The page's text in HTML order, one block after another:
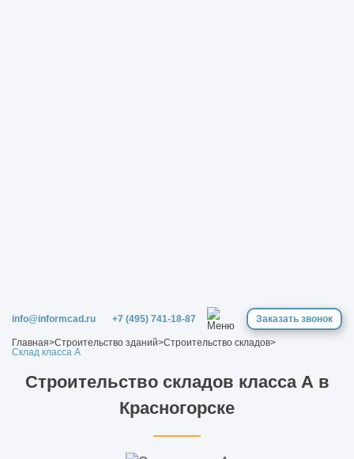
info@informcad.ru +7 (495) 741-18-87 Заказать звонок
Главная>Строительство зданий>Строительство складов>
Склад класса А
Строительство складов класса А в
Красногорске